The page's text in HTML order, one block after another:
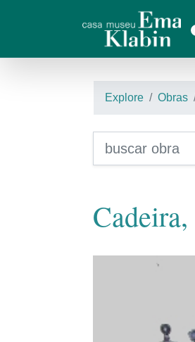
Explore Obras
Cadeira,